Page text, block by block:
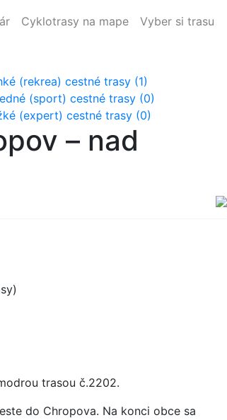
Cyklotrasy na mape Vyber si trasu
(rekrea) cestné trasy (1)
(sport) cestné trasy (0)
(expert) cestné trasy (0)
– nad
trasou č.2202.
do Chropova. Na konci obce sa